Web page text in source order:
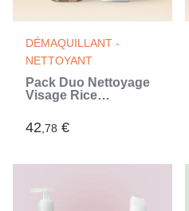
DÉMAQUILLANT -
NETTOYANT
Pack Duo Nettoyage
Visage Rice
42,78 €